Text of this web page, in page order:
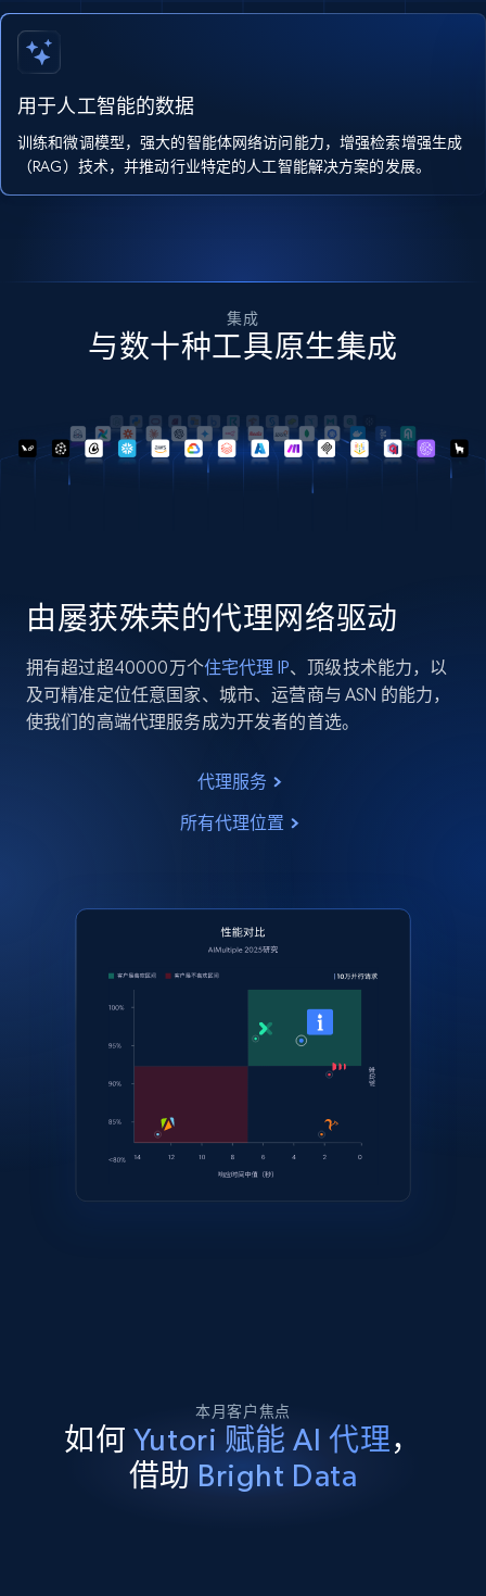
用于人工智能的数据
训练和微调模型，强大的智能体网络访问能力，增强检索增强生成
（RAG）技术，并推动行业特定的人工智能解决方案的发展。
集成
与数十种工具原生集成
由屡获殊荣的代理网络驱动
拥有超过超40000万个住宅代理 IP、顶级技术能力，以
及可精准定位任意国家、城市、运营商与 ASN 的能力，
使我们的高端代理服务成为开发者的首选。
代理服务
所有代理位置
本月客户焦点
如何 Yutori 赋能 AI 代理，
借助 Bright Data